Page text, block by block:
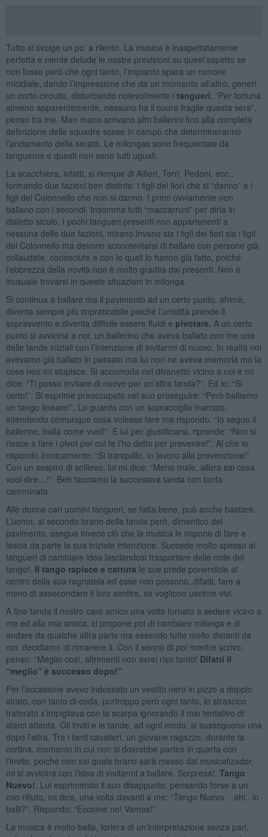
Tutto si svolge un po’ a rilento. La musica è inaspettatamente
perfetta e niente delude le nostre previsioni su quest’aspetto se
non fosse però che ogni tanto, l’impianto spara un rumore
micidiale, dando l’impressione che da un momento all’altro, generi
un corto circuito, disturbando notevolmente i tangueri . “Per fortuna
almeno apparentemente, nessuno ha il cuore fragile questa sera”,
penso fra me. Man mano arrivano altri ballerini fino alla completa
definizione delle squadre scese in campo che determineranno
l’andamento della serata. Le milongas sono frequentate da
tangueros e questi non sono tutti uguali.
La scacchiera, infatti, si riempie di Alfieri, Torri, Pedoni, ecc.,
formando due fazioni ben distinte: I figli dei fiori che si “danno” e i
figli del Colonnello che non si danno. I primi ovviamente non
ballano con i secondi. Insomma tutti “maccarruni” per dirla in
dialetto siculo. I pochi tangueri presenti non appartenenti a
nessuna delle due fazioni, mirano invano sia i figli dei fiori sia i figli
del Colonnello ma devono accontentarsi di ballare con persone già
collaudate, conosciute e con le quali lo hanno già fatto, poiché
l’ebbrezza della novità non è molto gradita dai presenti. Non è
inusuale trovarsi in queste situazioni in milonga.
Si continua a ballare ma il pavimento ad un certo punto, ahimè,
diventa sempre più impraticabile poiché l’umidità prende il
sopravvento e diventa difficile essere fluidi e pivotare. A un certo
punto si avvicina a noi, un ballerino che aveva ballato con me una
delle tande iniziali con l’intenzione di invitarmi di nuovo. In realtà noi
avevamo già ballato in passato ma lui non ne aveva memoria ma la
cosa non mi stupisce. Si accomoda nel divanetto vicino a noi e mi
dice: “Ti posso invitare di nuovo per un’altra tanda?”. Ed io: “Si
certo!”. Si esprime preoccupato nel suo proseguire: “Però balliamo
un tango lineare!”. Lo guardo con un sopracciglio inarcato,
intendendo comunque cosa volesse fare ma rispondo: “Io seguo il
ballerino, balla come vuoi!”. E lui per giustificarsi, riprende: “Non si
riesce a fare i pivot per cui te l’ho detto per prevenire!”. Al che io
rispondo ironicamente: “Si tranquillo, io lavoro alla prevenzione!”.
Con un sospiro di sollievo, lui mi dice: “Meno male, allora sai cosa
vuol dire…!”. Beh facciamo la successiva tanda con tanta
camminata.
Alle donne cari uomini tangueri, se fatta bene, può anche bastare.
L’uomo, al secondo brano della tanda però, dimentico del
pavimento, esegue invece ciò che la musica le impone di fare e
lascia da parte la sua iniziale intenzione. Succede molto spesso ai
tangueri di cambiare idea lasciandosi trasportare delle note del
tango!. Il tango rapisce e cattura le sue prede ponendole al
centro della sua ragnatela ed esse non possono, difatti, fare a
meno di assecondare il loro sentire, se vogliono uscirne vivi.
A fine tanda il nostro caro amico una volta tornato a sedere vicino a
me ed alla mia amica, ci propone poi di cambiare milonga e di
andare da qualche altra parte ma essendo tutte molto distanti da
noi, decidiamo di rimanere li. Con il senno di poi mentre scrivo,
penso: “Meglio così, altrimenti non avrei riso tanto! Difatti il
“meglio” è successo dopo!”
Per l’occasione avevo indossato un vestito nero in pizzo a doppio
strato, con tanto di coda, purtroppo però ogni tanto, lo strascico
traforato s’impigliava con la scarpa ignorando il mio tentativo di
starci attenta. Gli inviti e le tande, ad ogni modo, si susseguono una
dopo l’altra. Tra i tanti cavalieri, un giovane ragazzo, durante la
cortina, momento in cui non si dovrebbe partire in quarta con
l’invito, poiché non sai quale brano sarà messo dal musicalizador,
mi si avvicina con l’idea di invitarmi a ballare. Sorpresa!. Tango
Nuevo! . Lui esprimendo il suo disappunto, pensando forse a un
mio rifiuto, mi dice, una volta davanti a me: “Tango Nuevo .. ahi.. lo
balli?”. Rispondo: “Eccome no! Vamos!”.
La musica è molto bella, foriera di un’interpretazione senza pari,